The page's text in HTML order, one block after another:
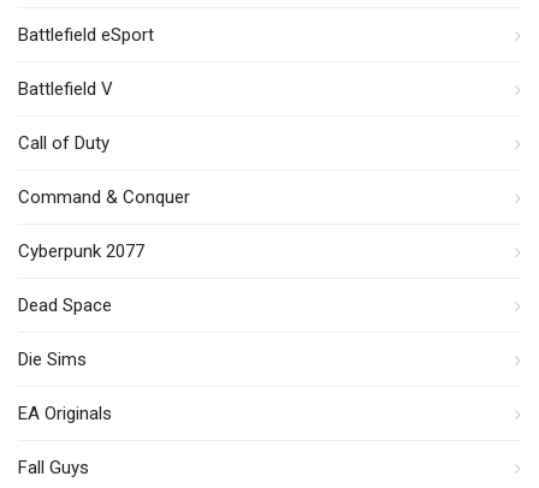
Battlefield eSport
Battlefield V
Call of Duty
Command & Conquer
Cyberpunk 2077
Dead Space
Die Sims
EA Originals
Fall Guys